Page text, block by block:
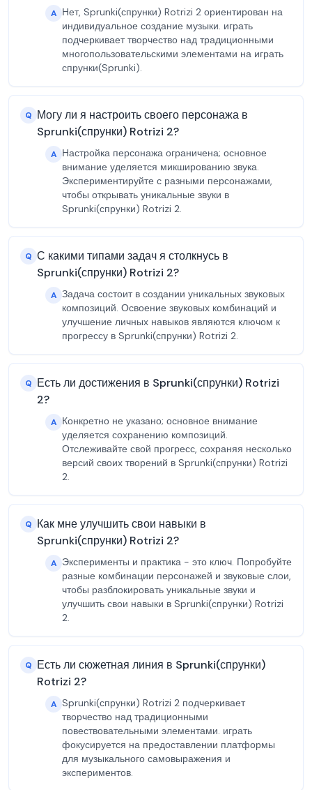
A Нет, Sprunki(спрунки) Rotrizi 2 ориентирован на
индивидуальное создание музыки. играть
подчеркивает творчество над традиционными
многопользовательскими элементами на играть
спрунки(Sprunki).
Q Могу ли я настроить своего персонажа в
Sprunki(спрунки) Rotrizi 2?
A Настройка персонажа ограничена; основное
внимание уделяется микшированию звука.
Экспериментируйте с разными персонажами,
чтобы открывать уникальные звуки в
Sprunki(спрунки) Rotrizi 2.
Q С какими типами задач я столкнусь в
Sprunki(спрунки) Rotrizi 2?
A Задача состоит в создании уникальных звуковых
композиций. Освоение звуковых комбинаций и
улучшение личных навыков являются ключом к
прогрессу в Sprunki(спрунки) Rotrizi 2.
Q Есть ли достижения в Sprunki(спрунки) Rotrizi
2?
A Конкретно не указано; основное внимание
уделяется сохранению композиций.
Отслеживайте свой прогресс, сохраняя несколько
версий своих творений в Sprunki(спрунки) Rotrizi
2.
Q Как мне улучшить свои навыки в
Sprunki(спрунки) Rotrizi 2?
A Эксперименты и практика - это ключ. Попробуйте
разные комбинации персонажей и звуковые слои,
чтобы разблокировать уникальные звуки и
улучшить свои навыки в Sprunki(спрунки) Rotrizi
2.
Q Есть ли сюжетная линия в Sprunki(спрунки)
Rotrizi 2?
A Sprunki(спрунки) Rotrizi 2 подчеркивает
творчество над традиционными
повествовательными элементами. играть
фокусируется на предоставлении платформы
для музыкального самовыражения и
экспериментов.